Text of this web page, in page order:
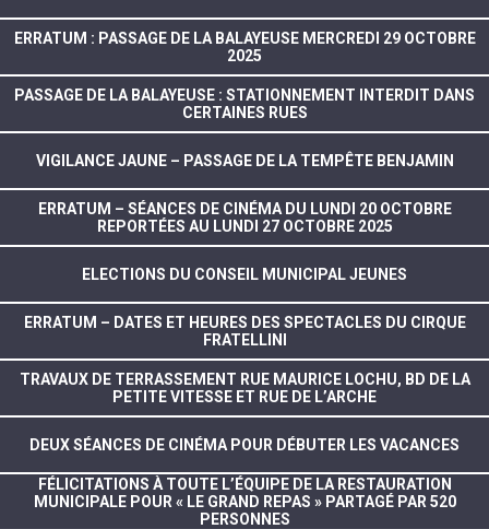
ERRATUM : PASSAGE DE LA BALAYEUSE MERCREDI 29 OCTOBRE
2025
PASSAGE DE LA BALAYEUSE : STATIONNEMENT INTERDIT DANS
CERTAINES RUES
VIGILANCE JAUNE – PASSAGE DE LA TEMPÊTE BENJAMIN
ERRATUM – SÉANCES DE CINÉMA DU LUNDI 20 OCTOBRE
REPORTÉES AU LUNDI 27 OCTOBRE 2025
ELECTIONS DU CONSEIL MUNICIPAL JEUNES
ERRATUM – DATES ET HEURES DES SPECTACLES DU CIRQUE
FRATELLINI
TRAVAUX DE TERRASSEMENT RUE MAURICE LOCHU, BD DE LA
PETITE VITESSE ET RUE DE L’ARCHE
DEUX SÉANCES DE CINÉMA POUR DÉBUTER LES VACANCES
FÉLICITATIONS À TOUTE L’ÉQUIPE DE LA RESTAURATION
MUNICIPALE POUR « LE GRAND REPAS » PARTAGÉ PAR 520
PERSONNES